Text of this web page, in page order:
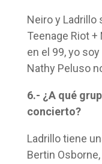
Neiro y Ladrillo
Teenage Riot
en el 99, yo
Nathy Peluso
6.- ¿A qué
concierto?
Ladrillo tiene
Bertin